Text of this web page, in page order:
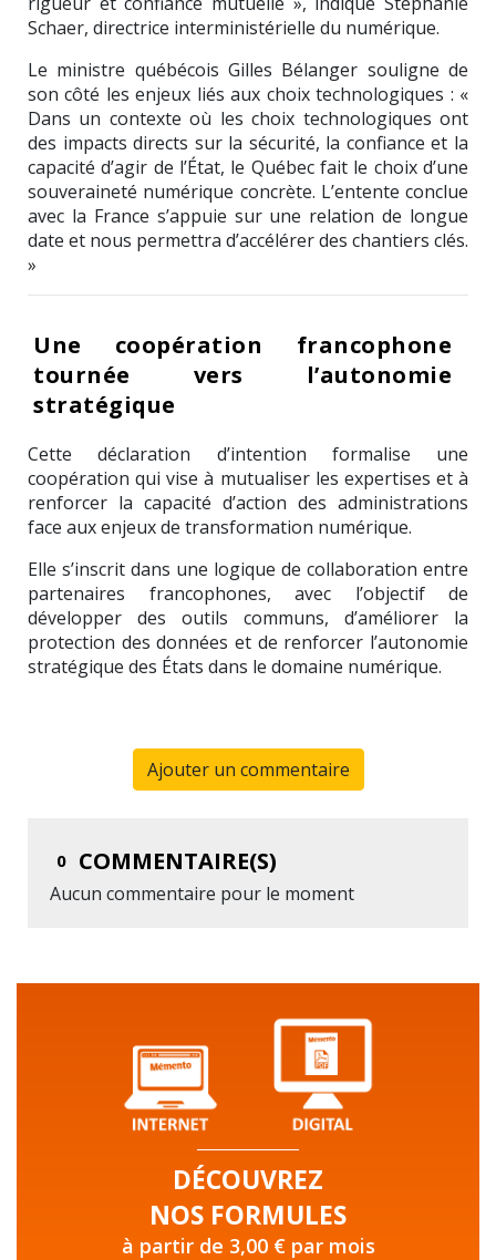
Schaer, directrice interministérielle du numérique.
Le ministre québécois Gilles Bélanger souligne de
son côté les enjeux liés aux choix technologiques : «
Dans un contexte où les choix technologiques ont
des impacts directs sur la sécurité, la confiance et la
capacité d’agir de l’État, le Québec fait le choix d’une
souveraineté numérique concrète. L’entente conclue
avec la France s’appuie sur une relation de longue
date et nous permettra d’accélérer des chantiers clés.
»
Une coopération francophone
tournée vers l’autonomie
stratégique
Cette déclaration d’intention formalise une
coopération qui vise à mutualiser les expertises et à
renforcer la capacité d’action des administrations
face aux enjeux de transformation numérique.
Elle s’inscrit dans une logique de collaboration entre
partenaires francophones, avec l’objectif de
développer des outils communs, d’améliorer la
protection des données et de renforcer l’autonomie
stratégique des États dans le domaine numérique.
Ajouter un commentaire
0 COMMENTAIRE(S)
Aucun commentaire pour le moment
DÉCOUVREZ
NOS FORMULES
à partir de 3,00 € par mois